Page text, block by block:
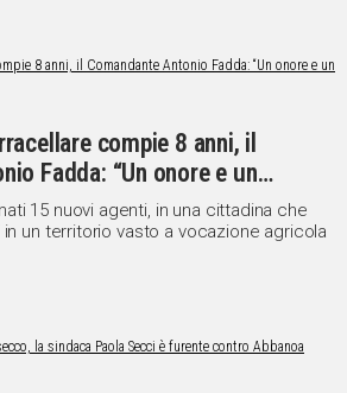
compie 8 anni, il
Fadda: “Un onore e un
15 nuovi agenti, in una cittadina che
un territorio vasto a vocazione agricola